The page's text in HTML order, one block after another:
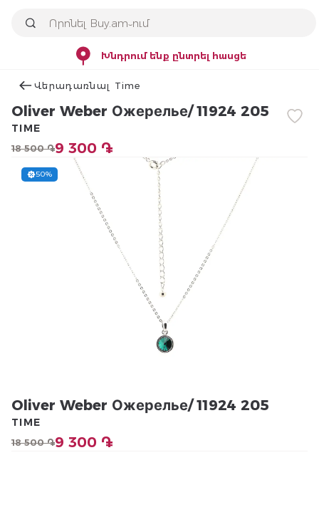
Խնդրում ենք ընտրել հասցե
Վերադառնալ Time
Oliver Weber Ожерелье/ 11924 205
18 500 ֏9 300 ֏
TIME
50%
Oliver Weber Ожерелье/ 11924 205
18 500 ֏9 300 ֏
TIME